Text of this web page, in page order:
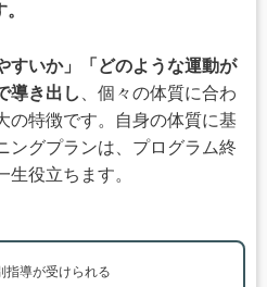
すいか」「どのような運動が
導き出し
、個々の体質に合わ
の特徴です。自身の体質に基
ングプランは、プログラム終
役立ちます。
指導が受けられる